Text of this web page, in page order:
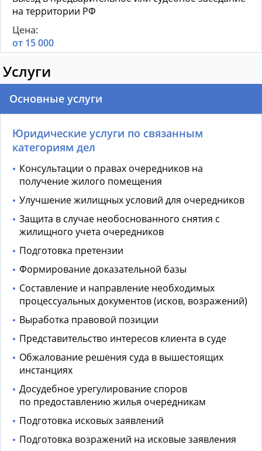
на территории РФ
от 15 000
Услуги
Основные услуги
Юридические услуги по связанным
категориям дел
Консультации о правах очередников на
получение жилого помещения
Улучшение жилищных условий для очередников
Защита в случае необоснованного снятия с
жилищного учета очередников
Подготовка претензии
Формирование доказательной базы
Составление и направление необходимых
процессуальных документов (исков, возражений)
Выработка правовой позиции
Представительство интересов клиента в суде
Обжалование решения суда в вышестоящих
инстанциях
Досудебное урегулирование споров
по предоставлению жилья очередникам
Подготовка исковых заявлений
Подготовка возражений на исковые заявления